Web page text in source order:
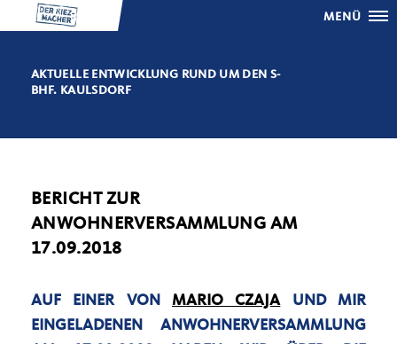
MENÜ
AKTUELLE ENTWICKLUNG RUND UM DEN S-
BHF. KAULSDORF
BERICHT ZUR
ANWOHNERVERSAMMLUNG AM
17.09.2018
AUF EINER VON MARIO CZAJAUND MIR
EINGELADENEN ANWOHNERVERSAMMLUNG